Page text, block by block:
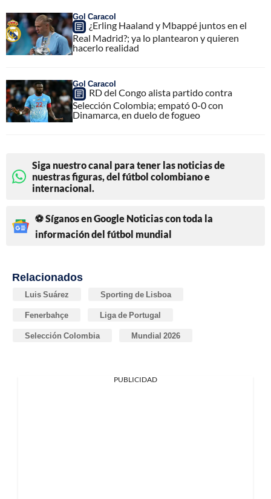
Gol Caracol
¿Erling Haaland y Mbappé juntos en el
Real Madrid?; ya lo plantearon y quieren
hacerlo realidad
Gol Caracol
RD del Congo alista partido contra
Selección Colombia; empató 0-0 con
Dinamarca, en duelo de fogueo
Siga nuestro canal para tener las noticias de
nuestras figuras, del fútbol colombiano e
internacional.
⚽ Síganos en Google Noticias con toda la
información del fútbol mundial
Relacionados
Luis Suárez Sporting de Lisboa
Fenerbahçe Liga de Portugal
Selección Colombia Mundial 2026
PUBLICIDAD